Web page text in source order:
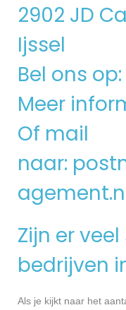
2902 JD
Ijssel
Bel ons
Meer
Of mail
naar:
Zijn er
bedrijven
Als je kijkt naar het